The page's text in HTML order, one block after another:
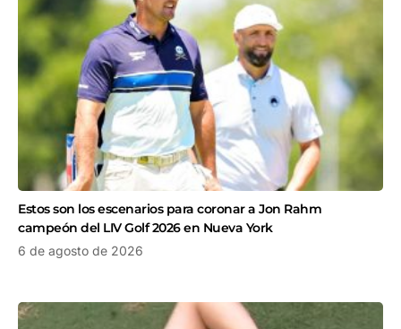
Estos son los escenarios para coronar a Jon Rahm
campeón del LIV Golf 2026 en Nueva York
6 de agosto de 2026